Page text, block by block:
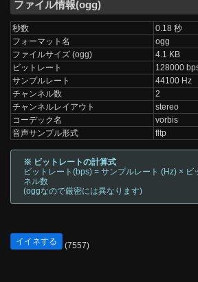
ファイル情報(ogg)
秒数
0.18 秒
フォーマット名
ogg
ファイルサイズ (ogg)
4.1 KB
ビットレート
128000
サンプルレート
44100 Hz
チャンネル数
2
チャンネルレイアウト
stereo
コーデック名
vorbis
音声サンプル形式
fltp
※ ビットレートの計算式
ビットレート(bps) = サンプルレート (Hz) × ビ
ネル数
(oggなので厳密には異なります)
イイネする (7557)